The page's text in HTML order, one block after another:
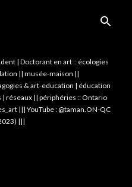
| Doctorant en art :: écologies
|| musée-maison ||
& art-education | éducation
réseaux || périphéries :: Ontario
||| YouTube : @taman.ON-QC
|||